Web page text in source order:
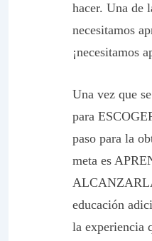
hacer. Una de
necesitamos
¡necesitamos
Una vez que
para
paso para la
meta es
educación
la experiencia